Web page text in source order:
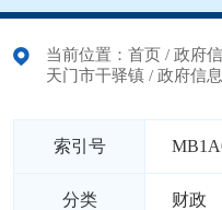
当前位置： 首页 / 政府
天门市干驿镇 / 政府信
索引号
分类 财政